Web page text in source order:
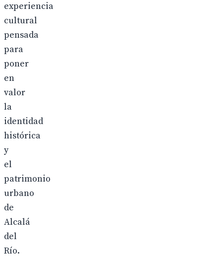
experiencia
cultural
pensada
para
poner
en
valor
la
identidad
histórica
y
el
patrimonio
urbano
de
Alcalá
del
Río.